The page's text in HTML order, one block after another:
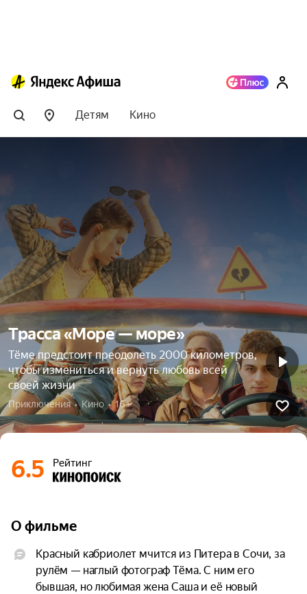
Детям Кино
Трасса «Море — море»
Тёме предстоит преодолеть 2000 километров,
чтобы измениться и вернуть любовь всей
своей жизни
Приключения  •  Кино  •  16+
6.5 Рейтинг
О фильме
Красный кабриолет мчится из Питера в Сочи, за
рулём — наглый фотограф Тёма. С ним его
бывшая, но любимая жена Саша и её новый